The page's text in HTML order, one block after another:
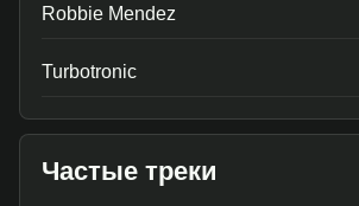
Robbie Mendez
Turbotronic
Частые треки